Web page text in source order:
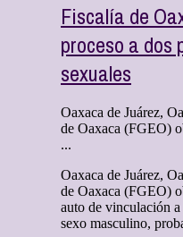
Fiscalía de
proceso a dos
sexuales
Oaxaca de Juárez,
de Oaxaca (FGEO)
...
Oaxaca de Juárez,
de Oaxaca (FGEO)
auto de vinculación
sexo masculino,